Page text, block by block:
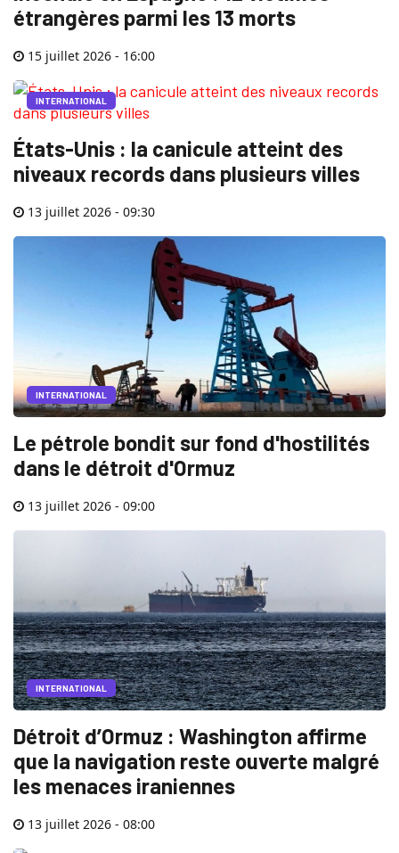
étrangères parmi les 13 morts
15 juillet 2026 - 16:00
INTERNATIONAL
États-Unis : la canicule atteint des
niveaux records dans plusieurs villes
13 juillet 2026 - 09:30
INTERNATIONAL
Le pétrole bondit sur fond d'hostilités
dans le détroit d'Ormuz
13 juillet 2026 - 09:00
INTERNATIONAL
Détroit d’Ormuz : Washington affirme
que la navigation reste ouverte malgré
les menaces iraniennes
13 juillet 2026 - 08:00